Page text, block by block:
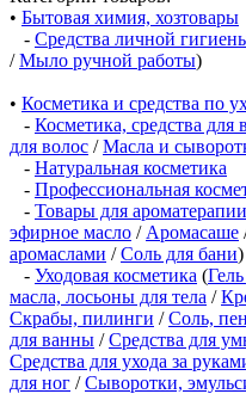
• Бытовая химия, хозтовары
- Средства личной
/Мыло ручной работы)
• Косметика и средства по
- Косметика, средства для
для волос /Масла и
- Натуральная косметика
- Профессиональная
- Товары для ароматерапии
эфирное масло / Аромасаше
аромаслами /Соль для бани)
- Уходовая косметика (
масла, лосьоны для тела /
Скрабы, пилинги /Соль,
для ванны /Средства для
Средства для ухода за
для ног /Сыворотки,